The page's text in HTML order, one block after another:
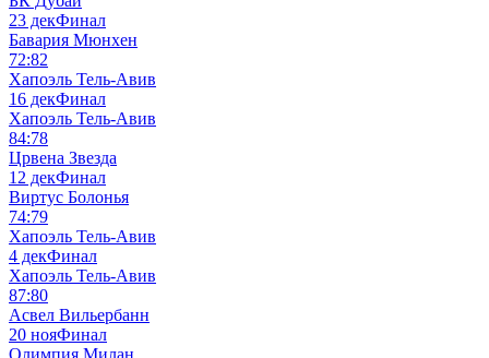
23 декФинал
Бавария Мюнхен
72:82
Хапоэль Тель-Авив
16 декФинал
Хапоэль Тель-Авив
84:78
Црвена Звезда
12 декФинал
Виртус Болонья
74:79
Хапоэль Тель-Авив
4 декФинал
Хапоэль Тель-Авив
87:80
Асвел Вильербанн
20 нояФинал